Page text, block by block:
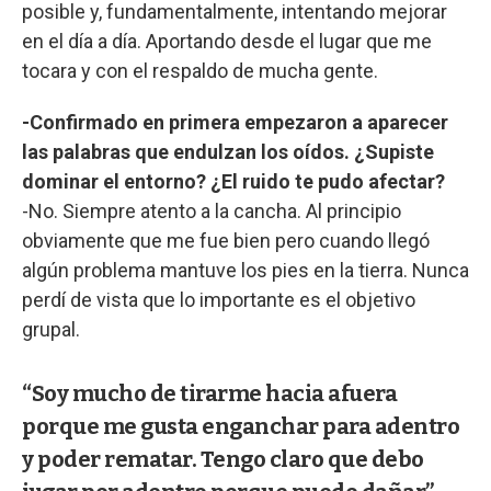
posible y, fundamentalmente, intentando mejorar
en el día a día. Aportando desde el lugar que me
tocara y con el respaldo de mucha gente.
-Confirmado en primera empezaron a aparecer
las palabras que endulzan los oídos. ¿Supiste
dominar el entorno? ¿El ruido te pudo afectar?
-No. Siempre atento a la cancha. Al principio
obviamente que me fue bien pero cuando llegó
algún problema mantuve los pies en la tierra. Nunca
perdí de vista que lo importante es el objetivo
grupal.
“Soy mucho de tirarme hacia afuera
porque me gusta enganchar para adentro
y poder rematar. Tengo claro que debo